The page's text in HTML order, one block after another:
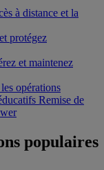
à distance et la
protégez
et maintenez
opérations
Remise de
populaires